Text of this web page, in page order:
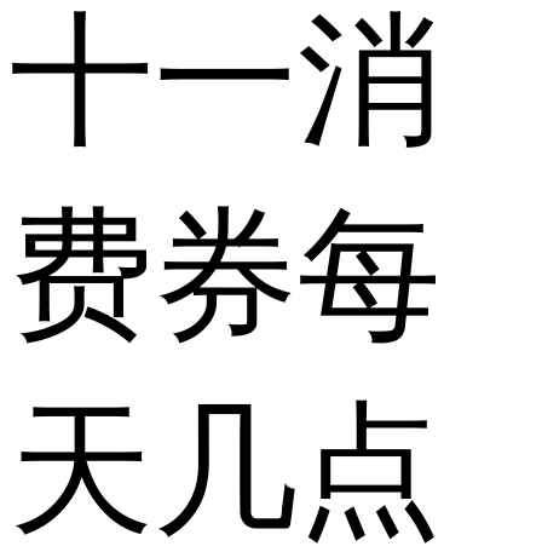
十一消
费券每
天几点